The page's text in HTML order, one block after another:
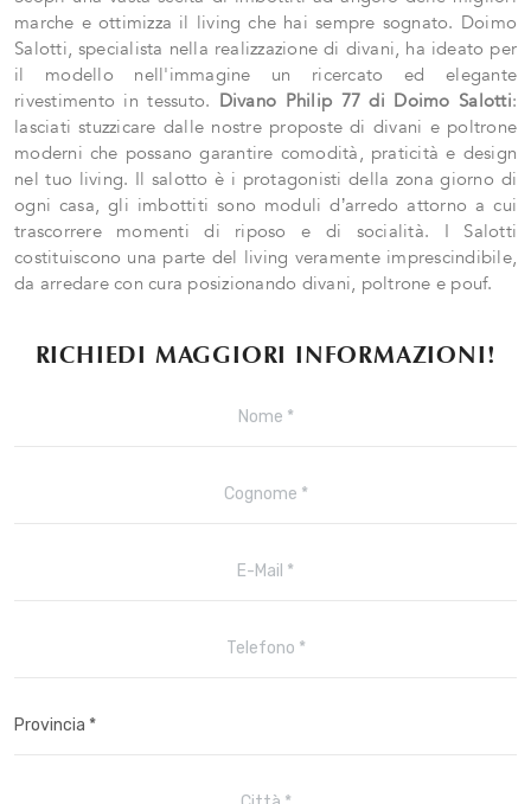
marche e ottimizza il living che hai sempre sognato. Doimo
Salotti, specialista nella realizzazione di divani, ha ideato per
il modello nell'immagine un ricercato ed elegante
rivestimento in tessuto. Divano Philip 77 di Doimo Salotti:
lasciati stuzzicare dalle nostre proposte di divani e poltrone
moderni che possano garantire comodità, praticità e design
nel tuo living. Il salotto è i protagonisti della zona giorno di
ogni casa, gli imbottiti sono moduli d’arredo attorno a cui
trascorrere momenti di riposo e di socialità. I Salotti
costituiscono una parte del living veramente imprescindibile,
da arredare con cura posizionando divani, poltrone e pouf.
RICHIEDI MAGGIORI INFORMAZIONI!